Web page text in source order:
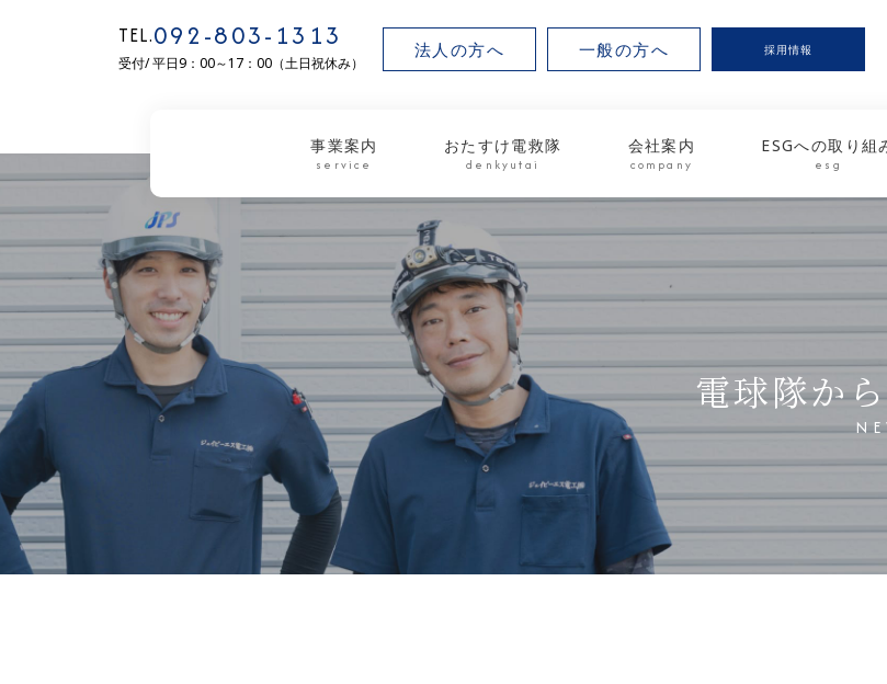
TEL.092-803-1313
受付/ 平日9：00～17：00（土日祝休み）
法人の方へ 一般の方へ 採用情報
事業案内
service
おたすけ電救隊
denkyutai
会社案内
company
ESGへの取り組
esg
電球隊か